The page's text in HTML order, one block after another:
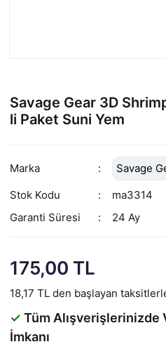
Savage Gear 3D
li Paket Suni Yem
Marka
Savage
Stok Kodu
ma3314
Garanti Süresi
24 Ay
175,00 TL
18,17 TL den başlayan
✓ Tüm Alışverişlerinizde
İmkanı